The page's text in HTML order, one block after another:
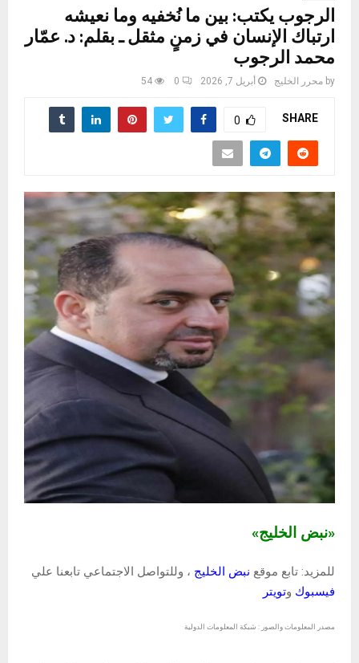
الرجوب يكتب: بين ما نُخفيه وما نعيشه
ارتباك الإنسان في زمنٍ مثقل ـ بقلم: د. عمّار
محمد الرجوب
by محرر الخليج أبريل 7, 2026 0
54
SHARE
0
«نبض الخليج»
للمزيد: تابع موقع نبض الخليج ، وللتواصل الاجتماعي تابعنا علي
فيسبوك وتويتر
مصدر المعلومات والصور : شبكة المعلومات الدولية